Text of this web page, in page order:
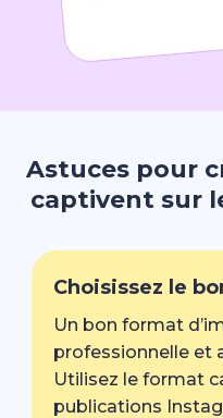
Astuces pour
captivent sur
Choisissez le
Un bon format
professionnelle et
Utilisez le format
publications